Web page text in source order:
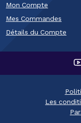
Mon Compte
Mes Commandes
Détails du Compte​
Les